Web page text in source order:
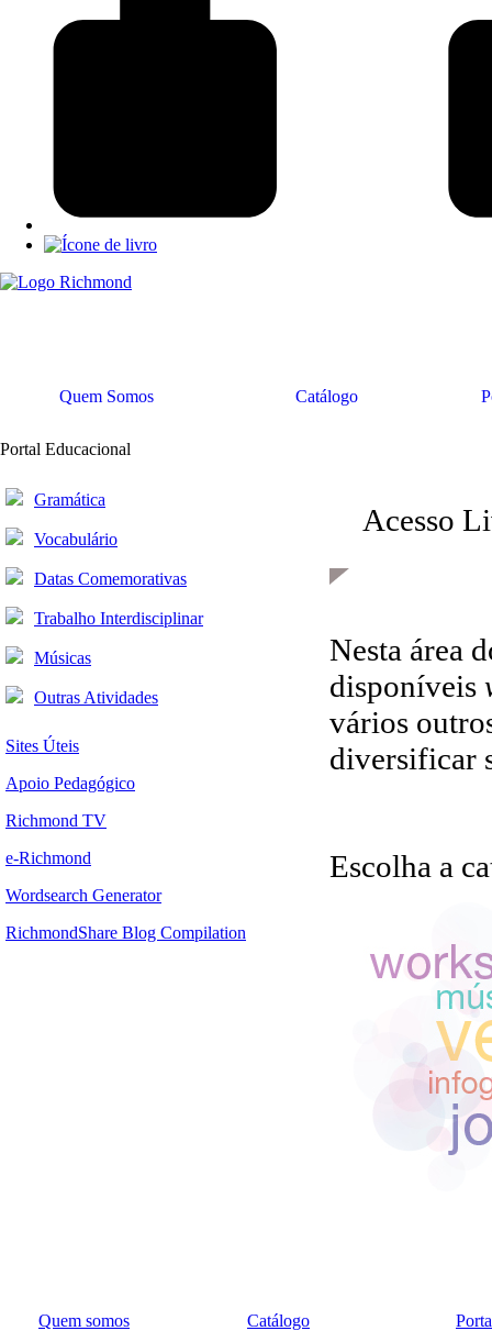
Quem Somos Catálogo
Portal Educacional
Gramática
Vocabulário
Datas Comemorativas
Trabalho Interdisciplinar
Músicas
Outras Atividades
Sites Úteis
Apoio Pedagógico
Richmond TV
e-Richmond
Wordsearch Generator
RichmondShare Blog Compilation
Acesso
Nesta área
disponíveis
vários
diversificar
Escolha a
Quem somos
Catálogo